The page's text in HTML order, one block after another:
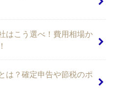
はこう選べ！費用相場か
は？確定申告や節税のポ